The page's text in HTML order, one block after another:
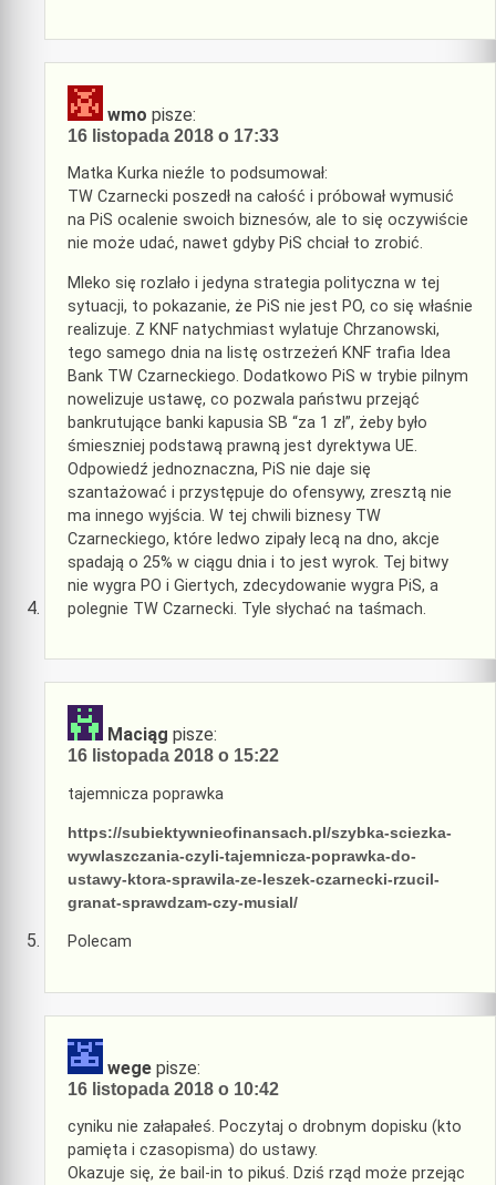
wmo pisze:
16 listopada 2018 o 17:33
Matka Kurka nieźle to podsumował:
TW Czarnecki poszedł na całość i próbował wymusić
na PiS ocalenie swoich biznesów, ale to się oczywiście
nie może udać, nawet gdyby PiS chciał to zrobić.
Mleko się rozlało i jedyna strategia polityczna w tej
sytuacji, to pokazanie, że PiS nie jest PO, co się właśnie
realizuje. Z KNF natychmiast wylatuje Chrzanowski,
tego samego dnia na listę ostrzeżeń KNF trafia Idea
Bank TW Czarneckiego. Dodatkowo PiS w trybie pilnym
nowelizuje ustawę, co pozwala państwu przejąć
bankrutujące banki kapusia SB “za 1 zł”, żeby było
śmieszniej podstawą prawną jest dyrektywa UE.
Odpowiedź jednoznaczna, PiS nie daje się
szantażować i przystępuje do ofensywy, zresztą nie
ma innego wyjścia. W tej chwili biznesy TW
Czarneckiego, które ledwo zipały lecą na dno, akcje
spadają o 25% w ciągu dnia i to jest wyrok. Tej bitwy
nie wygra PO i Giertych, zdecydowanie wygra PiS, a
polegnie TW Czarnecki. Tyle słychać na taśmach.
Maciąg pisze:
16 listopada 2018 o 15:22
tajemnicza poprawka
https://subiektywnieofinansach.pl/szybka-sciezka-
wywlaszczania-czyli-tajemnicza-poprawka-do-
ustawy-ktora-sprawila-ze-leszek-czarnecki-rzucil-
granat-sprawdzam-czy-musial/
Polecam
wege pisze:
16 listopada 2018 o 10:42
cyniku nie załapałeś. Poczytaj o drobnym dopisku (kto
pamięta i czasopisma) do ustawy.
Okazuje się, że bail-in to pikuś. Dziś rząd może przejąc